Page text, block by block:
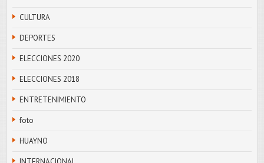
CULTURA
DEPORTES
ELECCIONES 2020
ELECCIONES 2018
ENTRETENIMIENTO
foto
HUAYNO